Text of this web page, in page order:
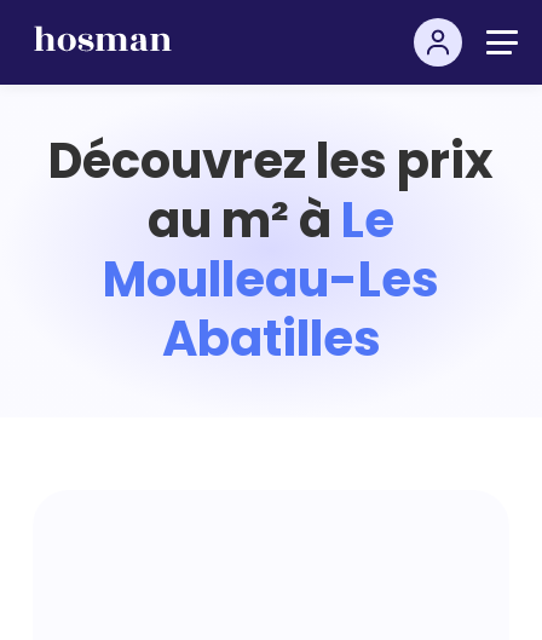
Découvrez les prix
au m² à Le
Moulleau-Les
Abatilles